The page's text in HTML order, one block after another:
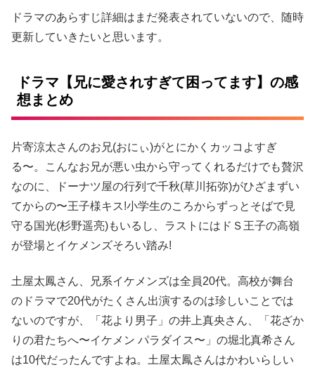
ドラマのあらすじ詳細はまだ発表されていないので、随時
更新していきたいと思います。
ドラマ【兄に愛されすぎて困ってます】の感
想まとめ
片寄涼太さんのお兄(おにぃ)がとにかくカッコよすぎ
る〜。こんなお兄が悪い虫から守ってくれるだけでも贅沢
なのに、ドーナツ屋の行列で千秋(草川拓弥)がひざまずい
てからの〜王子様キス!小学生のころからずっとそばで見
守る国光(杉野遥亮)もいるし、ラストにはドＳ王子の高嶺
が登場とイケメンズそろい踏み!
土屋太鳳さん、兄系イケメンズは全員20代。高校が舞台
のドラマで20代がたくさん出演するのは珍しいことでは
ないのですが、「花より男子」の井上真央さん、「花ざか
りの君たちへ〜イケメン パラダイス〜」の堀北真希さん
は10代だったんですよね。土屋太鳳さんはかわいらしい